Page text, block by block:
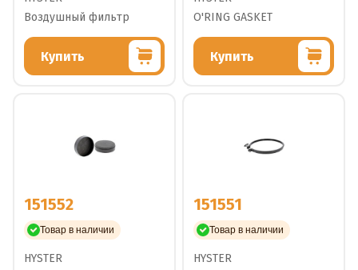
Воздушный фильтр
Купить
O'RING GASKET
Купить
151552
Товар в наличии
HYSTER
151551
Товар в наличии
HYSTER